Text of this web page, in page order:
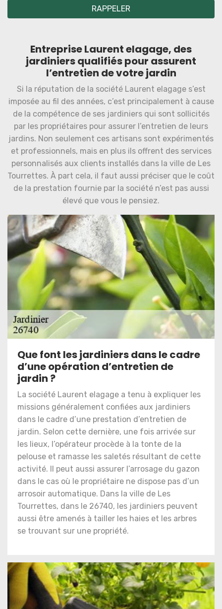
Entreprise Laurent elagage, des
jardiniers qualifiés pour assurent
l’entretien de votre jardin
Si la réputation de la société Laurent elagage s’est
imposée au fil des années, c’est principalement à cause
de la compétence de ses jardiniers qui sont sollicités
par les propriétaires pour assurer l’entretien de leurs
jardins. Non seulement ces artisans sont expérimentés
et professionnels, mais en plus ils offrent des services
personnalisés aux clients installés dans la ville de Les
Tourrettes. À part cela, il faut aussi préciser que le coût
de la prestation fournie par la société n’est pas aussi
élevé que vous le pensiez.
Que font les jardiniers dans le cadre
d’une opération d’entretien de
jardin ?
La société Laurent elagage a tenu à expliquer les
missions généralement confiées aux jardiniers
dans le cadre d’une prestation d’entretien de
jardin. Selon cette dernière, une fois arrivée sur
les lieux, l’opérateur procède à la tonte de la
pelouse et ramasse les saletés résultant de cette
activité. Il peut aussi assurer l’arrosage du gazon
dans le cas où le propriétaire ne dispose pas d’un
arrosoir automatique. Dans la ville de Les
Tourrettes, dans le 26740, les jardiniers peuvent
aussi être amenés à tailler les haies et les arbres
se trouvant sur une propriété.